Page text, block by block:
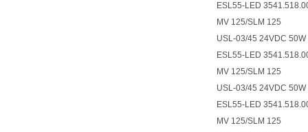
ESL55-LED
MV 125/SLM 125
USL-03/45 24VDC 50W
ESL55-LED
MV 125/SLM 125
USL-03/45 24VDC 50W
ESL55-LED
MV 125/SLM 125